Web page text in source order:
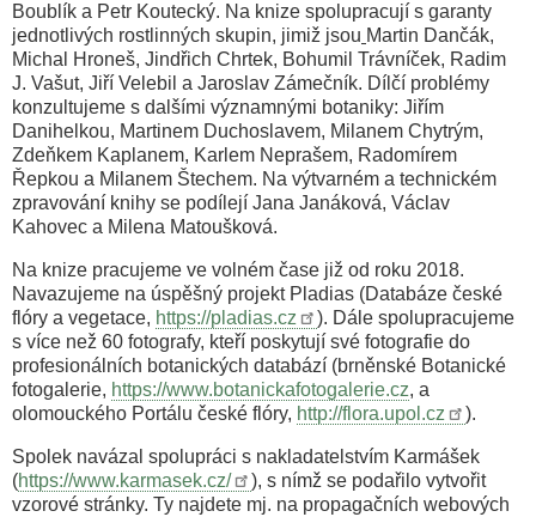
Boublík a Petr Koutecký. Na knize spolupracují s garanty
jednotlivých rostlinných skupin, jimiž jsou Martin Dančák,
Michal Hroneš, Jindřich Chrtek, Bohumil Trávníček, Radim
J. Vašut, Jiří Velebil a Jaroslav Zámečník. Dílčí problémy
konzultujeme s dalšími významnými botaniky: Jiřím
Danihelkou, Martinem Duchoslavem, Milanem Chytrým,
Zdeňkem Kaplanem, Karlem Neprašem, Radomírem
Řepkou a Milanem Štechem. Na výtvarném a technickém
zpravování knihy se podílejí Jana Janáková, Václav
Kahovec a Milena Matoušková.
Na knize pracujeme ve volném čase již od roku 2018.
Navazujeme na úspěšný projekt Pladias (Databáze české
flóry a vegetace, https://pladias.cz
). Dále spolupracujeme
s více než 60 fotografy, kteří poskytují své fotografie do
profesionálních botanických databází (brněnské Botanické
fotogalerie, https://www.botanickafotogalerie.cz, a
olomouckého Portálu české flóry, http://flora.upol.cz ).
Spolek navázal spolupráci s nakladatelstvím Karmášek
(https://www.karmasek.cz/
), s nímž se podařilo vytvořit
vzorové stránky. Ty najdete mj. na propagačních webových